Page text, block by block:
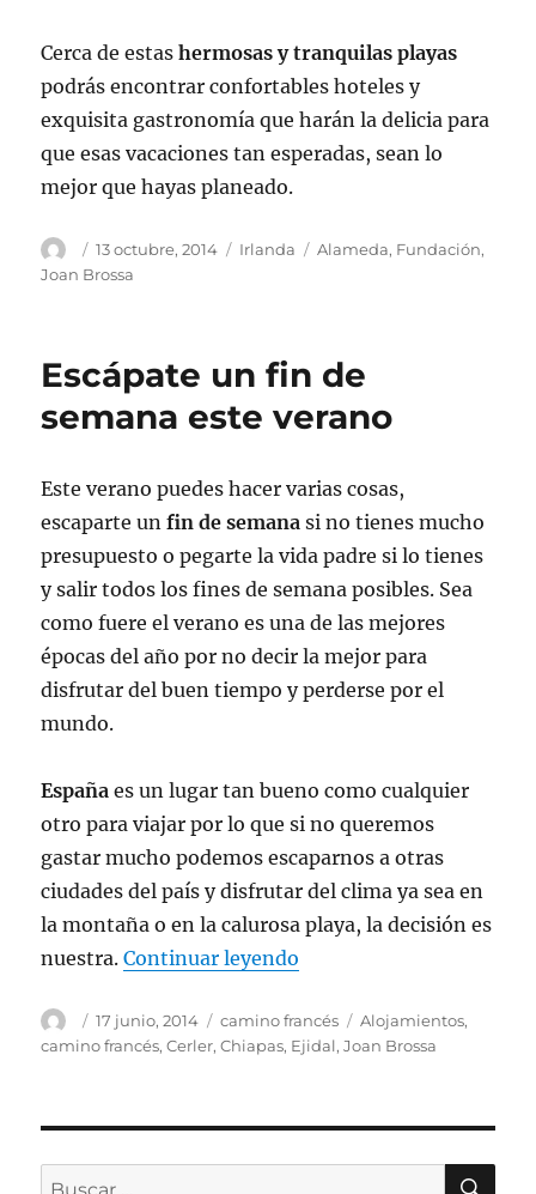
Cerca de estashermosas y tranquilas playas
podrás encontrar confortables hoteles y
exquisita gastronomía que harán la delicia para
que esas vacaciones tan esperadas, sean lo
mejor que hayas planeado.
Autor
Publicado
el
13 octubre, 2014 Categorías
Irlanda Etiquetas
Alameda, Fundación,
Joan Brossa
Escápate un fin de
semana este verano
Este verano puedes hacer varias cosas,
escaparte un fin de semana si no tienes mucho
presupuesto o pegarte la vida padre si lo tienes
y salir todos los fines de semana posibles. Sea
como fuere el verano es una de las mejores
épocas del año por no decir la mejor para
disfrutar del buen tiempo y perderse por el
mundo.
España es un lugar tan bueno como cualquier
otro para viajar por lo que si no queremos
gastar mucho podemos escaparnos a otras
ciudades del país y disfrutar del clima ya sea en
la montaña o en la calurosa playa, la decisión es
nuestra.Continuar leyendo
Autor
Publicado
el
17 junio, 2014 Categorías
camino francés Etiquetas
Alojamientos,
camino francés,Cerler,Chiapas, Ejidal,Joan Brossa
Buscar